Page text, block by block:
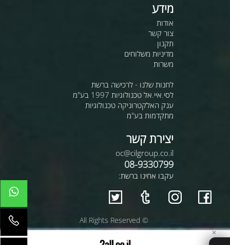
מידע
אודות
צור קשר
תקנון
מדיניות משלוחים
משרות
לחנות שלנו - לרכישה ברשת
לסי.איי.אל טכנולוגיות 1997 בע"מ
ענק האלקטרוניקה טכנולוגיות
מתקדמות בע"מ
יצירת קשר
oc@cilgroup.co.il
08-9330799
עקבו אחינו ברשת:
© All Rights Reserved
✕